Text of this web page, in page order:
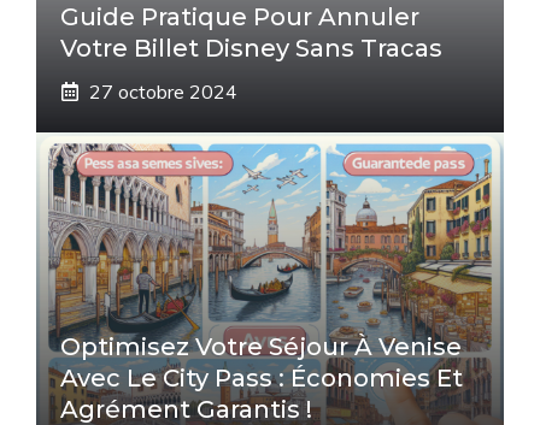
Guide Pratique Pour Annuler
Votre Billet Disney Sans Tracas
27 octobre 2024
Optimisez Votre Séjour À Venise
Avec Le City Pass : Économies Et
Agrément Garantis !